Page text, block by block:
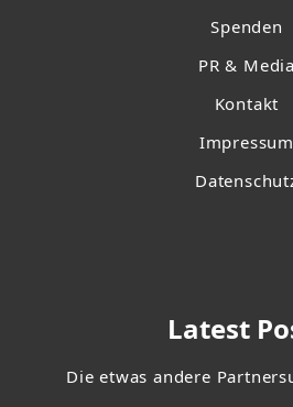
Spenden
PR & Media
Kontakt
Impressum
Latest
Die etwas andere